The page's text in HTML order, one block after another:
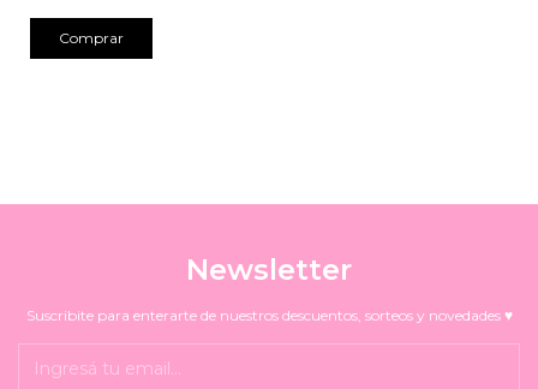
Comprar
Newsletter
Suscribite para enterarte de nuestros descuentos, sorteos y novedades ♥